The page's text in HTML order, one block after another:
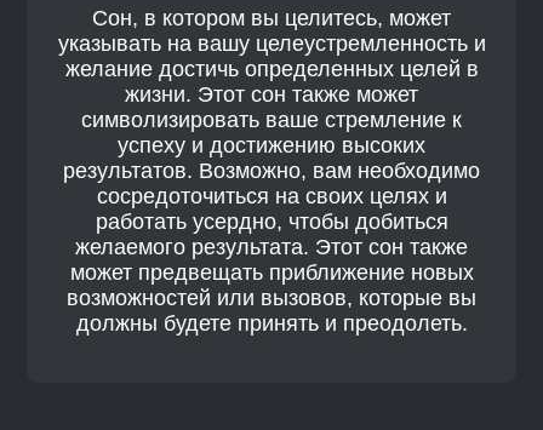
Сон, в котором вы целитесь, может
указывать на вашу целеустремленность и
желание достичь определенных целей в
жизни. Этот сон также может
символизировать ваше стремление к
успеху и достижению высоких
результатов. Возможно, вам необходимо
сосредоточиться на своих целях и
работать усердно, чтобы добиться
желаемого результата. Этот сон также
может предвещать приближение новых
возможностей или вызовов, которые вы
должны будете принять и преодолеть.